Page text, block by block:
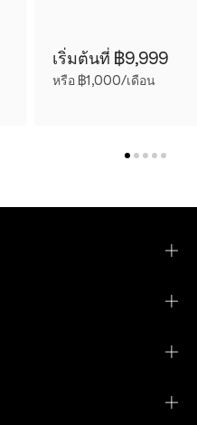
เริ่มต้นที่ ฿9,999
หรือ ฿1,000/เดือน